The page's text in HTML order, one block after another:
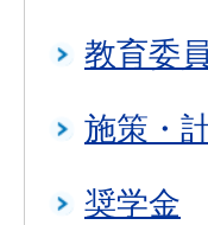
教育委
施策・
奨学金